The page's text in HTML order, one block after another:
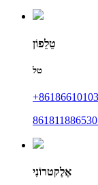
טֵלֵפוֹן
טל
אֶלֶקטרוֹנִי